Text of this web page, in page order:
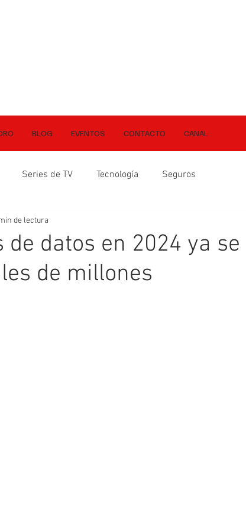
BLOG EVENTOS CONTACTO CANAL
Series de TV Tecnología Seguros
datos en 2024 ya se
de millones
de lectura